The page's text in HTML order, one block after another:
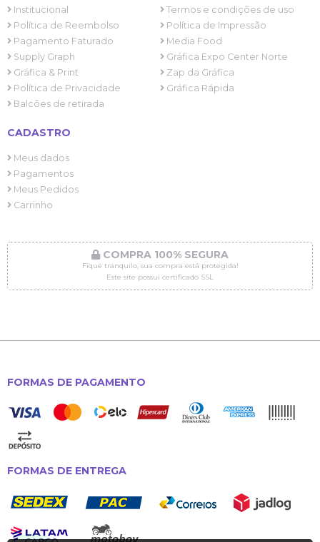
Institucional
Termos e condições de uso
Política de Reembolso
Política de Impressão
Pagamento Faturado
Media Food
Supply Graph
Gráfica Expo Center Norte
Gráfica & Print
Zap da Gráfica
Política de Privacidade
Gráfica Rápida
Balcões de retirada
CADASTRO
Meus dados
Pagamentos
Meus Pedidos
Carrinho
COMPRA 100% SEGURA
Fique tranquilo, sua compra está protegida!
Este site possui certificado SSL
FORMAS DE PAGAMENTO
FORMAS DE ENTREGA